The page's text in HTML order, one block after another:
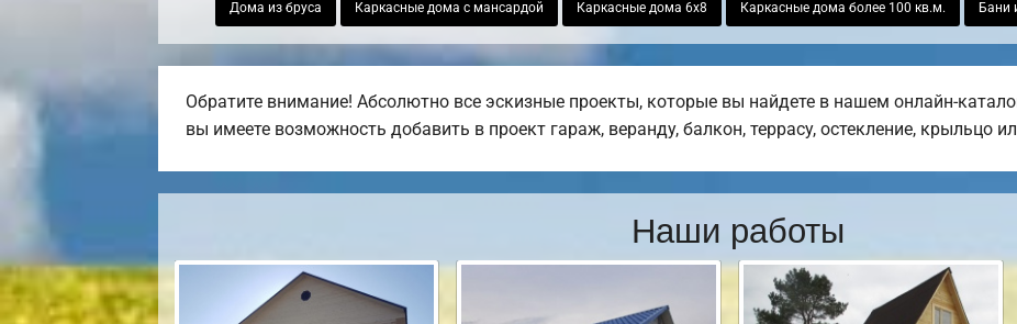
Дома из бруса Каркасные дома с мансардой Каркасные дома 6х8 Каркасные дома более 100 кв.м. Бани
Обратите внимание! Абсолютно все эскизные проекты, которые вы найдете в нашем онлайн-
вы имеете возможность добавить в проект гараж, веранду, балкон, террасу, остекление, крыльцо
Наши работы